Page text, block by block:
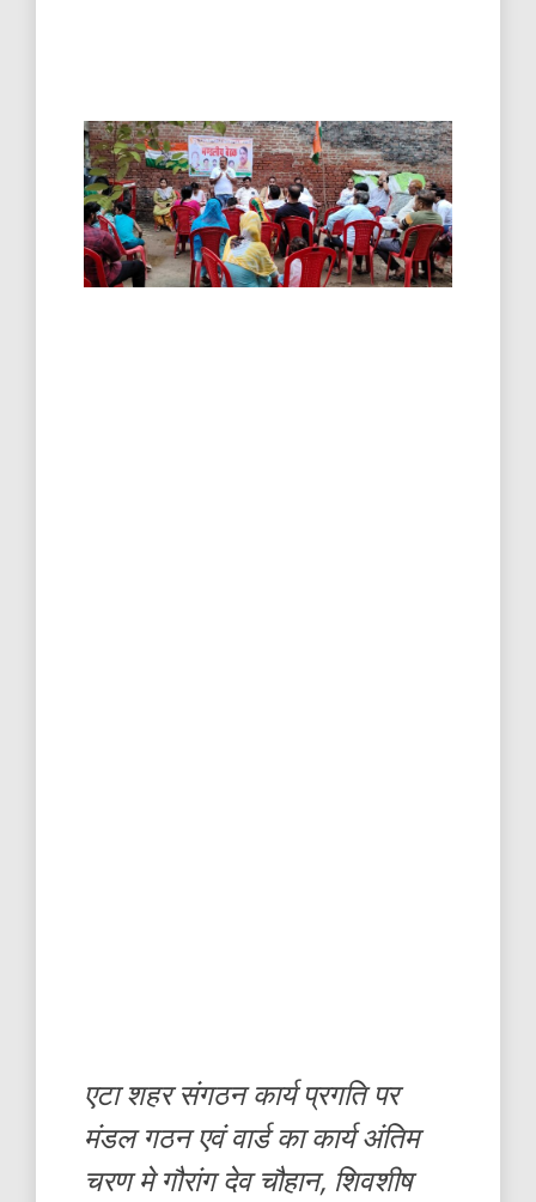
एटा शहर संगठन कार्य प्रगति पर
मंडल गठन एवं वार्ड का कार्य अंतिम
चरण मे गौरांग देव चौहान, शिवशीष